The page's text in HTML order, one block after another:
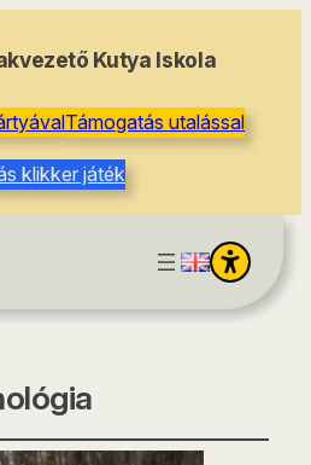
Kutya Iskola
Támogatás utalással
klikker játék